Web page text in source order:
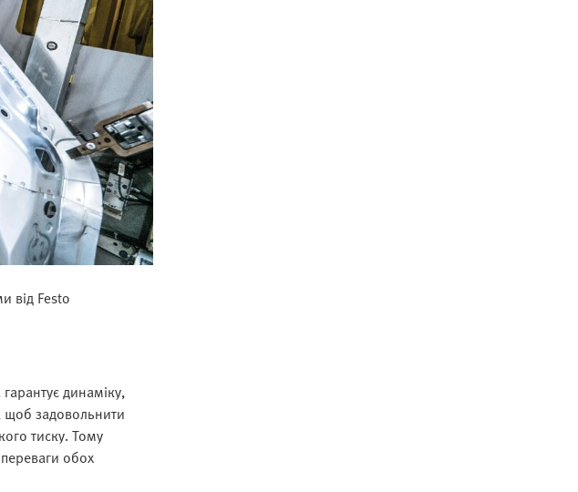
від Festo
динаміку,
щоб задовольнити
тиску. Тому
обох